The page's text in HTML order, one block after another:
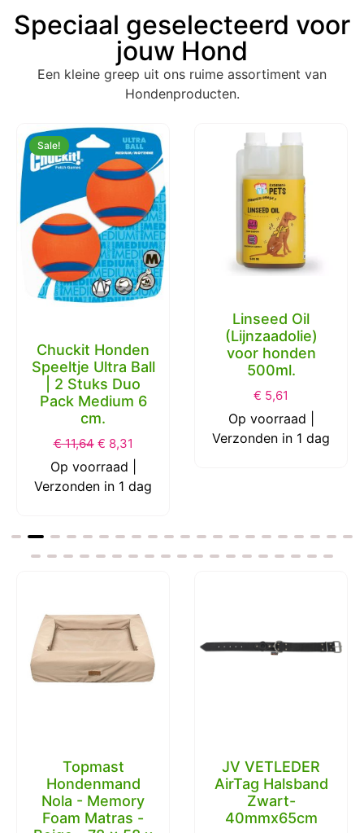
Speciaal geselecteerd voor
jouw Hond
Een kleine greep uit ons ruime assortiment van
Hondenproducten.
Sale!
Chuckit Honden
Speeltje Ultra Ball
| 2 Stuks Duo
Pack Medium 6
cm.
€11,64 € 8,31
Op voorraad |
Verzonden in 1 dag
Linseed Oil
(Lijnzaadolie)
voor honden
500ml.
€ 5,61
Op voorraad |
Verzonden in 1 dag
Topmast
Hondenmand
Nola - Memory
Foam Matras -
JV VETLEDER
AirTag Halsband
Zwart-
40mmx65cm